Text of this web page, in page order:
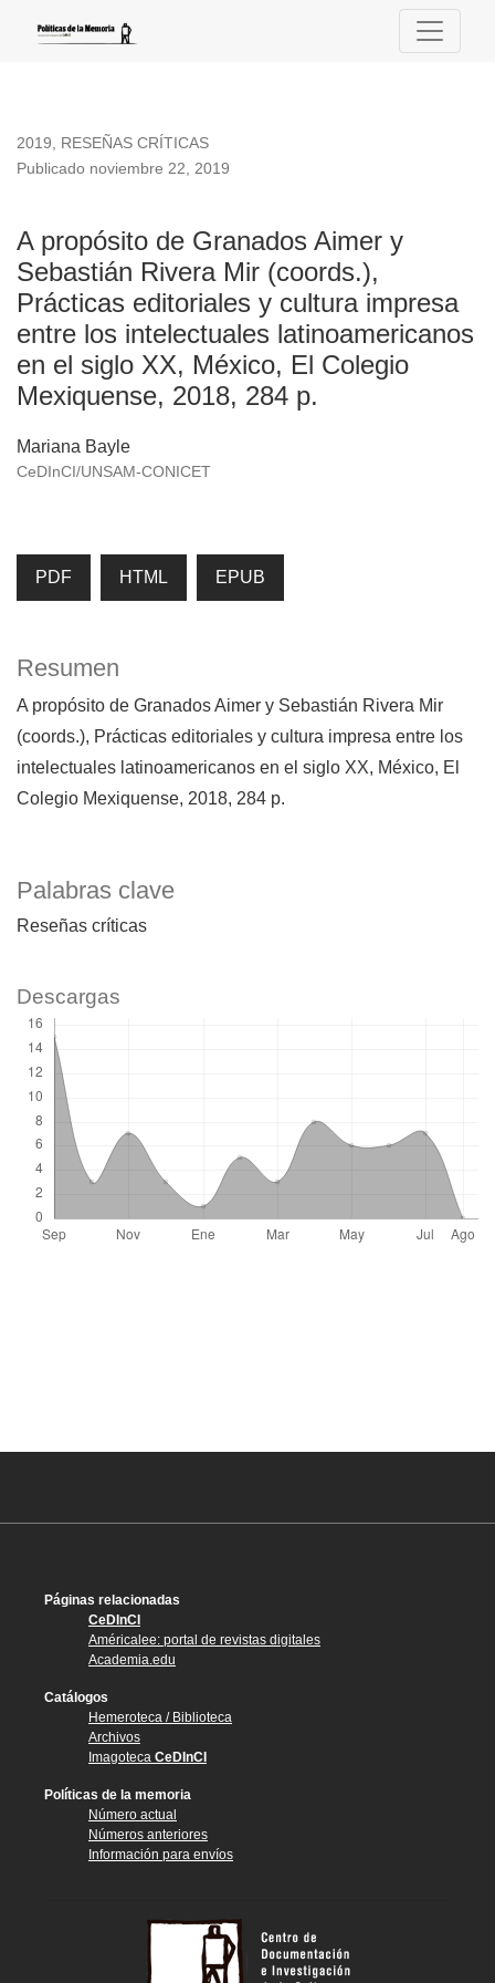
A propósito de Granados Aimer y Sebastián Rivera Mir
2019, RESEÑAS CRÍTICAS
A propósito de Granados Aimer y
Sebastián Rivera Mir (coords.),
Prácticas editoriales y cultura impresa
entre los intelectuales latinoamericanos
en el siglo XX, México, El Colegio
Mexiquense, 2018, 284 p.
Publicado noviembre 22, 2019
Mariana Bayle
CeDInCI/UNSAM-CONICET
PDF HTML EPUB
Palabras clave
Reseñas críticas
Resumen
A propósito de Granados Aimer y Sebastián Rivera Mir
(coords.), Prácticas editoriales y cultura impresa entre los
intelectuales latinoamericanos en el siglo XX, México, El
Colegio Mexiquense, 2018, 284 p.
Descargas
Páginas relacionadas
CeDInCI
Américalee: portal de revistas digitales
Academia.edu
Catálogos
Hemeroteca / Biblioteca
Archivos
Imagoteca CeDInCI
Políticas de la memoria
Número actual
Números anteriores
Información para envíos